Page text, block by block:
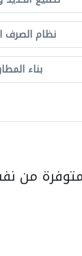
نظام الصرف
بناء
من